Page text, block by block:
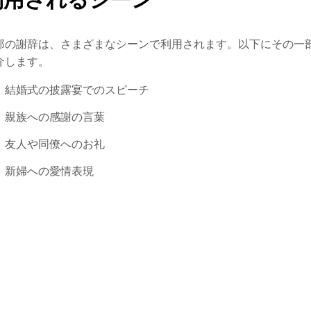
の謝辞は、さまざまなシーンで利用されます。以下にその一
します。
結婚式の披露宴でのスピーチ
親族への感謝の言葉
友人や同僚へのお礼
新婦への愛情表現